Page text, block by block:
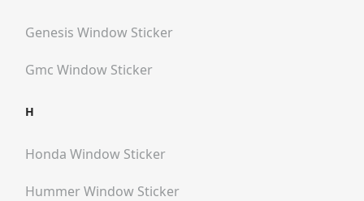
Genesis Window Sticker
Gmc Window Sticker
H
Honda Window Sticker
HummerWindow Sticker